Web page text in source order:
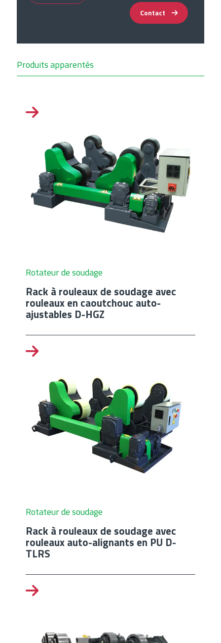
Contact
Produits apparentés
Rotateur de soudage
Rack à rouleaux de soudage avec
rouleaux en caoutchouc auto-
ajustables D-HGZ
Rotateur de soudage
Rack à rouleaux de soudage avec
rouleaux auto-alignants en PU D-
TLRS